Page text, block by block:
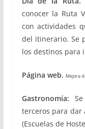
conocer la Ruta
con actividades
del itinerario. Se
los destinos para
Página web. Mejora
Gastronomía:
terceros para dar
(Escuelas de